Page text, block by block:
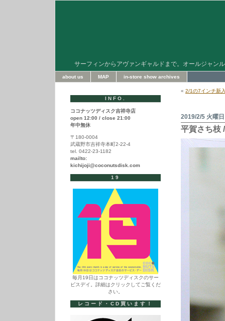
サーフィンからアヴァンギャルドまで。オールジャン
about us MAP in-store show archives
« 2/1の7インチ新
2019/2/5 火曜日
平賀さち枝
INFO.
ココナッツディスク吉祥寺店
open 12:00 / close 21:00
年中無休
〒180-0004
武蔵野市吉祥寺本町2-22-4
tel. 0422-23-1182
mailto:
kichijoji@coconutsdisk.com
19
毎月19日はココナッツディスクのサー
ビスデイ。詳細はクリックしてご覧くだ
さい。
レコード・CD買います！